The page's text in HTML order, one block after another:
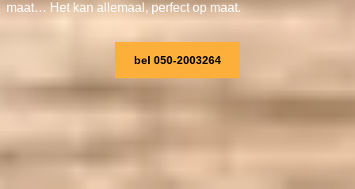
maat… Het kan allemaal, perfect op maat.
bel 050-2003264